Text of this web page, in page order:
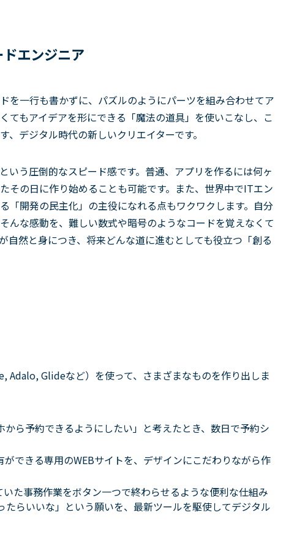
エンジニア
を一行も書かずに、パズルのようにパーツを組み合わせてア
てもアイデアを形にできる「魔法の道具」を使いこなし、こ
デジタル時代の新しいクリエイターです。
いう圧倒的なスピード感です。普通、アプリを作るには何ヶ
その日に作り始めることも可能です。また、世界中でITエン
「開発の民主化」の主役になれる点もワクワクします。自分
んな感動を、難しい数式や暗号のようなコードを覚えなくて
自然と身につき、将来どんな道に進むとしても役立つ「創る
Adalo, Glideなど）を使って、さまざまなものを作り出しま
ら予約できるようにしたい」と考えたとき、数日で予約シ
できる専用のWEBサイトを、デザインにこだわりながら作
た事務作業をボタン一つで終わらせるような便利な仕組み
らいいな」という願いを、最新ツールを駆使してデジタル